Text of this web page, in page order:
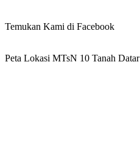
Temukan Kami di Facebook
Peta Lokasi MTsN 10 Tanah Datar